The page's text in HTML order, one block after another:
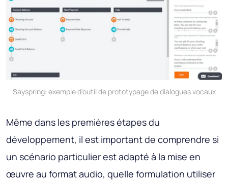
Sayspring: exemple d'outil de prototypage de dialogues vocaux
Même dans les premières étapes du
développement, il est important de comprendre si
un scénario particulier est adapté à la mise en
œuvre au format audio, quelle formulation utiliser